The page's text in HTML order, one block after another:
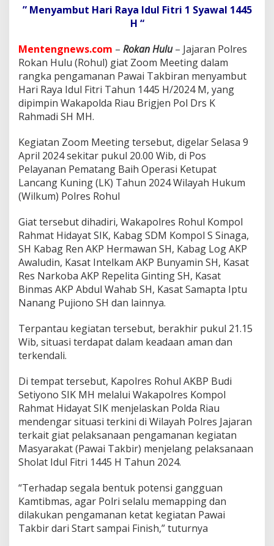
k
i
G
i
a
t
Z
o
o
M
e
e
t
i
n
P
e
n
g
a
m
a
n
P
a
i
T
a
k
b
i
a
n
” Menyambut Hari Raya Idul Fitri 1 Syawal 1445
H “
Mentengnews.com – Rokan Hulu– Jajaran Polres
Rokan Hulu (Rohul) giat Zoom Meeting dalam
rangka pengamanan Pawai Takbiran menyambut
Hari Raya Idul Fitri Tahun 1445 H/2024 M, yang
dipimpin Wakapolda Riau Brigjen Pol Drs K
Rahmadi SH MH.
Kegiatan Zoom Meeting tersebut, digelar Selasa 9
April 2024 sekitar pukul 20.00 Wib, di Pos
Pelayanan Pematang Baih Operasi Ketupat
Lancang Kuning (LK) Tahun 2024 Wilayah Hukum
(Wilkum) Polres Rohul
Giat tersebut dihadiri, Wakapolres Rohul Kompol
Rahmat Hidayat SIK, ⁠Kabag SDM Kompol S Sinaga,
SH Kabag Ren AKP Hermawan SH, Kabag Log AKP
Awaludin, Kasat Intelkam AKP Bunyamin SH, Kasat
Res Narkoba AKP Repelita Ginting SH, Kasat
Binmas AKP Abdul Wahab SH, Kasat Samapta Iptu
Nanang Pujiono SH dan lainnya.
Terpantau kegiatan tersebut, berakhir pukul 21.15
Wib, situasi terdapat dalam keadaan aman dan
terkendali.
Di tempat tersebut, Kapolres Rohul AKBP Budi
Setiyono SIK MH melalui Wakapolres Kompol
Rahmat Hidayat SIK menjelaskan Polda Riau
mendengar situasi terkini di Wilayah Polres Jajaran
terkait giat pelaksanaan pengamanan kegiatan
Masyarakat (Pawai Takbir) menjelang pelaksanaan
Sholat Idul Fitri 1445 H Tahun 2024.
“Terhadap segala bentuk potensi gangguan
Kamtibmas, agar Polri selalu memapping dan
dilakukan pengamanan ketat kegiatan Pawai
Takbir dari Start sampai Finish,” tuturnya